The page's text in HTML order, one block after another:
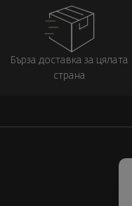
Бърза доставка за цялата
страна